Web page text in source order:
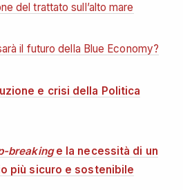
del trattato sull’alto mare
il futuro della Blue Economy?
e crisi della Politica
breakinge la necessità di un
più sicuro e sostenibile